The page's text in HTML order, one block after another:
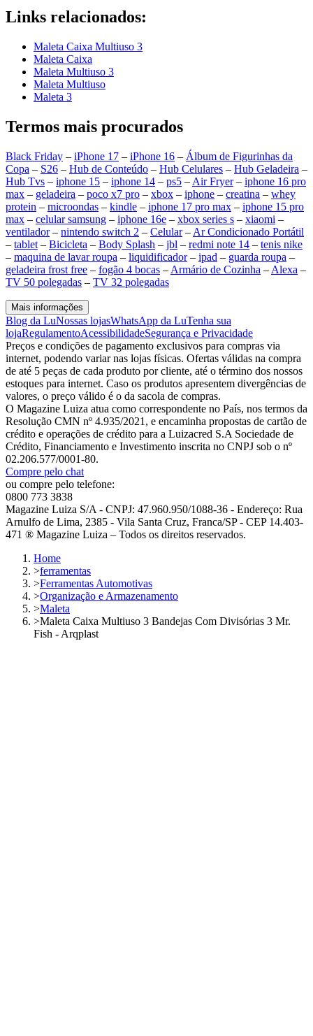
Links relacionados:
Maleta Caixa Multiuso 3
Maleta Caixa
Maleta Multiuso 3
Maleta Multiuso
Maleta 3
Termos mais procurados
Black Friday – iPhone 17 – iPhone 16 – Álbum de Figurinhas da
Copa – S26 – Hub de Conteúdo – Hub Celulares – Hub Geladeira –
Hub Tvs – iphone 15 – iphone 14 – ps5 – Air Fryer– iphone 16 pro
max – geladeira – poco x7 pro – xbox – iphone – creatina – whey
protein – microondas – kindle – iphone 17 pro max – iphone 15 pro
max – celular samsung – iphone 16e – xbox series s – xiaomi –
ventilador– nintendo switch 2 – Celular– Ar Condicionado Portátil
– tablet – Bicicleta – Body Splash – jbl – redmi note 14 – tenis nike
– maquina de lavar roupa – liquidificador– ipad – guarda roupa –
geladeira frost free – fogão 4 bocas – Armário de Cozinha – Alexa –
TV 50 polegadas – TV 32 polegadas
Mais informações
Blog da LuNossas lojasWhatsApp da LuTenha sua
lojaRegulamentoAcessibilidadeSegurança e Privacidade
Preços e condições de pagamento exclusivos para compras via
internet, podendo variar nas lojas físicas. Ofertas válidas na compra
de até 5 peças de cada produto por cliente, até o término dos nossos
estoques para internet. Caso os produtos apresentem divergências de
valores, o preço válido é o da sacola de compras.
O Magazine Luiza atua como correspondente no País, nos termos da
Resolução CMN nº 4.935/2021, e encaminha propostas de cartão de
crédito e operações de crédito para a Luizacred S.A Sociedade de
Crédito, Financiamento e Investimento inscrita no CNPJ sob o nº
02.206.577/0001-80.
Compre pelo chat
ou compre pelo telefone:
0800 773 3838
Magazine Luiza S/A - CNPJ: 47.960.950/1088-36 - Endereço: Rua
Arnulfo de Lima, 2385 - Vila Santa Cruz, Franca/SP - CEP 14.403-
471 ® Magazine Luiza – Todos os direitos reservados.
Home
>ferramentas
>Ferramentas Automotivas
>Organização e Armazenamento
>Maleta
>Maleta Caixa Multiuso 3 Bandejas Com Divisórias 3 Mr.
Fish - Arqplast